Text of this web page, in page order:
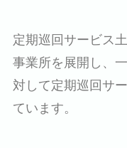
定期巡回サービス
事業所を展開し、
対して定期巡回サ
ています。